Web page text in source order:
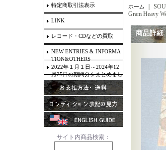
特定商取引法表示
LINK
レコード・CDなどの買取
NEW ENTRIES & INFORMA
TION&OTHERS
2022年１月１日～2024年12
月25日の期間分をまとめまし
た。
サイト内商品検索：
ホーム ｜
Gram Heavy
商品詳細